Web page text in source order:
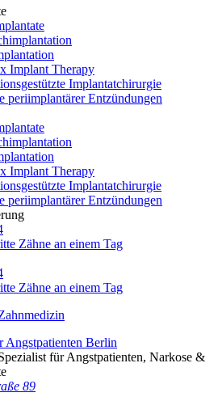
Implant Therapy
Implantatchirurgie
periimplantärer Entzündungen
Implant Therapy
Implantatchirurgie
periimplantärer Entzündungen
Zähne an einem Tag
Zähne an einem Tag
für Angstpatienten, Narkose &
89